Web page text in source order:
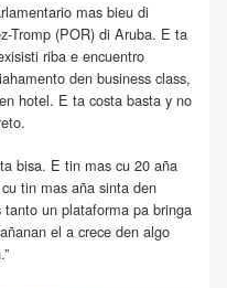
mas bieu di
Tromp (POR) di Aruba. E ta
riba e encuentro
den business class,
hotel. E ta costa basta y no
bisa. E tin mas cu 20 aña
tin mas aña sinta den
un plataforma pa bringa
el a crece den algo